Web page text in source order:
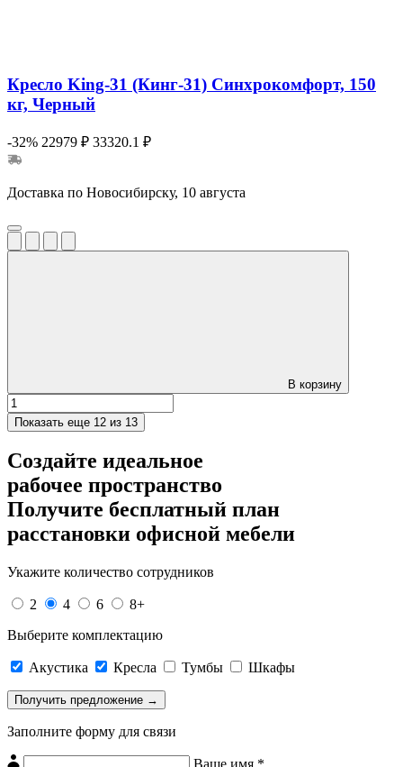
Кресло King-31 (Кинг-31) Синхрокомфорт, 150
кг, Черный
-32% 22979 ₽ 33320.1 ₽
Доставка по Новосибирску, 10 августа
В корзину
Показать еще 12 из 13
Создайте идеальное
рабочее пространство
Получите бесплатный план
расстановки офисной мебели
Укажите количество сотрудников
2 4 6
8+
Выберите комплектацию
Акустика Кресла Тумбы Шкафы
Заполните форму для связи